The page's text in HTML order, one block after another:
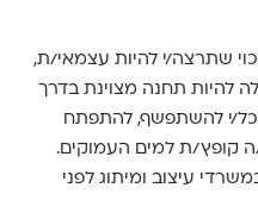
שתרצה/י להיות עצמאי/ת,
להיות תחנה מצוינת בדרך
י להשתפשף, להתפתח
קופץ/ת למים העמוקים.
עיצוב ומיתוג לפני